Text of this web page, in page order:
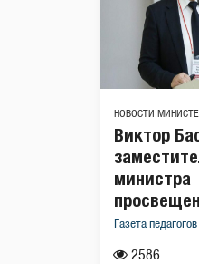
НОВОСТИ
2586
Виктор
министра
Газета педагогов